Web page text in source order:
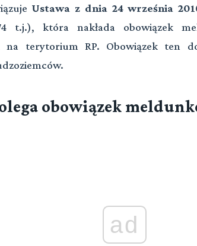
Ustawa z dnia 24 września
t.j.), która nakłada obowiązek
na terytorium RP. Obowiązek ten
obowiązek
ad